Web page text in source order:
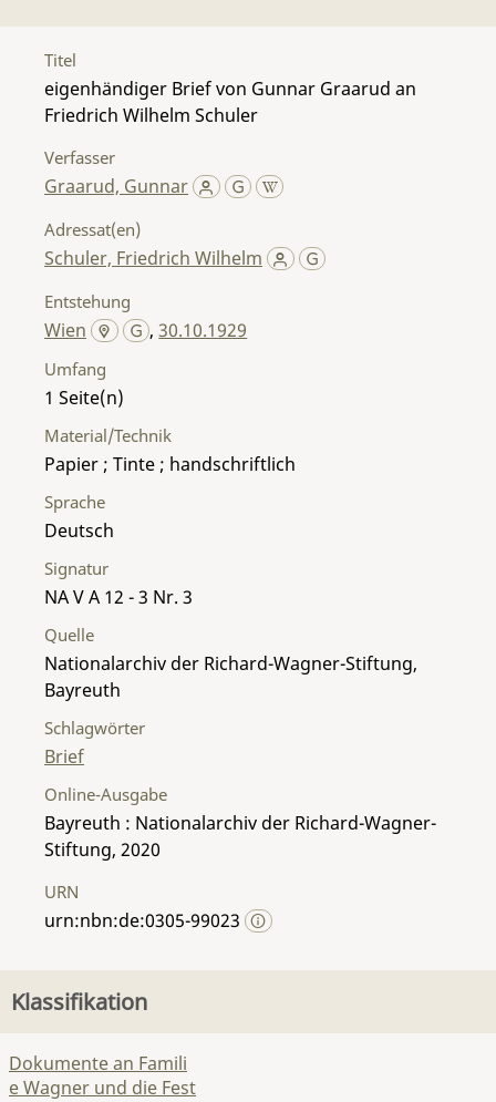
Titel
eigenhändiger Brief von Gunnar Graarud an
Friedrich Wilhelm Schuler
Verfasser
Graarud, Gunnar
Adressat(en)
Schuler, Friedrich Wilhelm
Entstehung
Wien ,30.10.1929
Umfang
1
Material/Technik
Papier ; Tinte ; handschriftlich
Sprache
Deutsch
Signatur
NA V A 12 - 3 Nr. 3
Quelle
Nationalarchiv der Richard-Wagner-Stiftung,
Bayreuth
Schlagwörter
Brief
Online-Ausgabe
Bayreuth : Nationalarchiv der Richard-Wagner-
Stiftung, 2020
URN
urn:nbn:de:0305-99023
Klassifikation
Dokumente an Famili
e Wagner und die Fest